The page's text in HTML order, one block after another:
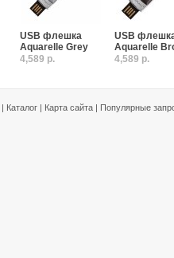
USB флешка
Aquarelle Grey
4,589 р.
USB
Aquarelle
4,589 р.
| Каталог | Карта сайта | Популярные